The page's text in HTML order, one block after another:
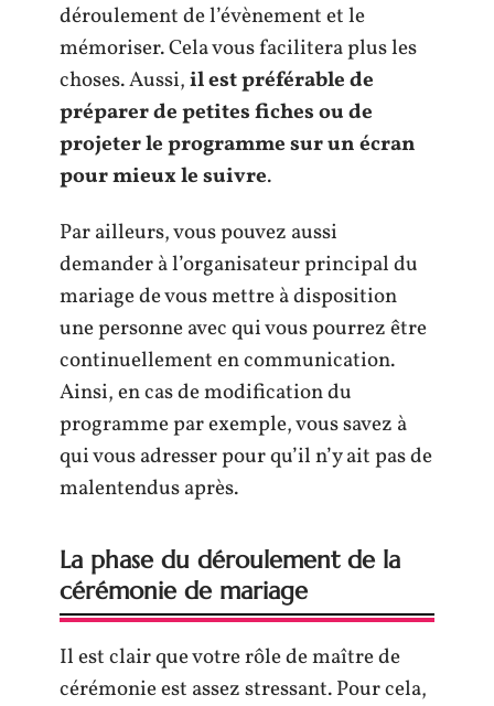
déroulement de l’évènement et le
mémoriser. Cela vous facilitera plus les
choses. Aussi,il est préférable de
préparer de petites fiches ou de
projeter le programme sur un écran
pour mieux le suivre.
Par ailleurs, vous pouvez aussi
demander à l’organisateur principal du
mariage de vous mettre à disposition
une personne avec qui vous pourrez être
continuellement en communication.
Ainsi, en cas de modification du
programme par exemple, vous savez à
qui vous adresser pour qu’il n’y ait pas de
malentendus après.
La phase du déroulement de la
cérémonie de mariage
Il est clair que votre rôle de maître de
cérémonie est assez stressant. Pour cela,